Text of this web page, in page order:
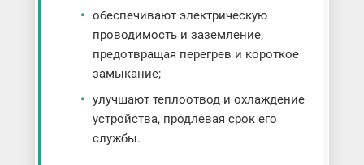
обеспечивают электрическую
проводимость и заземление,
предотвращая перегрев и короткое
замыкание;
улучшают теплоотвод и охлаждение
устройства, продлевая срок его
службы.